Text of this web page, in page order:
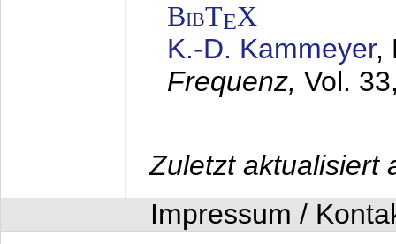
BibTEX
K.-D. Kammeyer,
Frequenz, Vol.
Zuletzt aktualisiert
Impressum /